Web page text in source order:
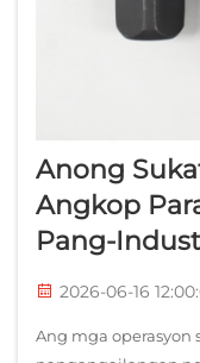
Anong
Angkop
Pang-
2026-06-16
Ang mga